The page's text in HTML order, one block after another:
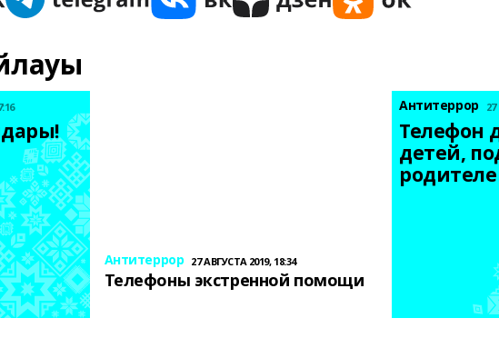
Антитеррор 27 АВГУСТА 2019, 18:34
Телефоны экстренной помощи
Антитеррор
Телефон
детей,